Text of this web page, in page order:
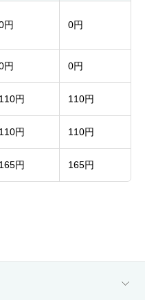
円 0円
円 0円
110円 110円
110円 110円
165円 165円